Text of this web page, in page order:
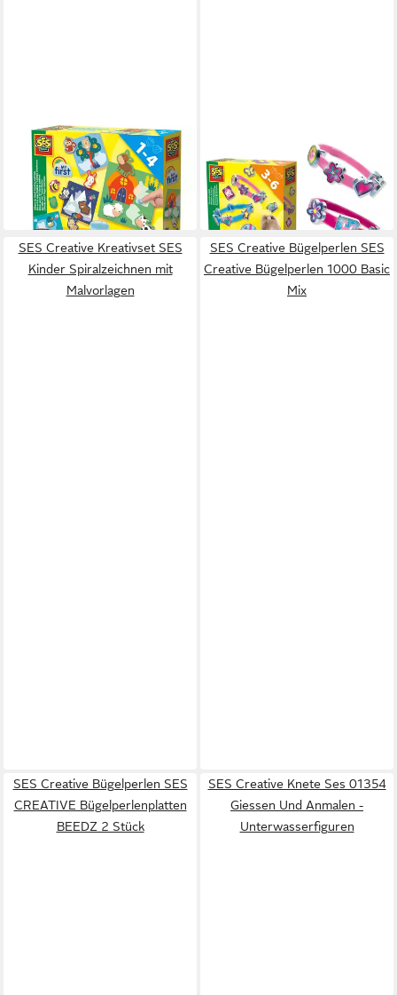
SES CREATIVE
Spiel SES Creative My First -
Wo lebe ich? Tieraufkleber
für Kinder ab 1 Jah
11,94 €
in 3-4 Werktagen bei dir
Bastel-Armband SES
CREATIVE
Schmuckarmbänder
9,19 €
in 3-4 Werktagen bei dir
SES Creative Kreativset SES
Kinder Spiralzeichnen mit
Malvorlagen
SES Creative Bügelperlen SES
Creative Bügelperlen 1000 Basic
Mix
SES Creative Bügelperlen SES
CREATIVE Bügelperlenplatten
BEEDZ 2 Stück
SES Creative Knete Ses 01354
Giessen Und Anmalen -
Unterwasserfiguren